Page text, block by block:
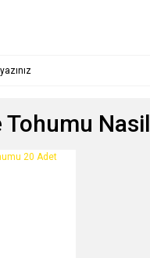
Tohumu Nasil